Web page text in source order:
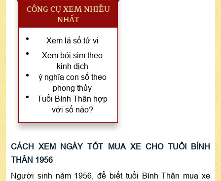
CÔNG CỤ XEM NHIỀU
NHẤT
Xem lá số tử vi
Xem bói sim theo
kinh dịch
ý nghĩa con số theo
phong thủy
Tuổi Bính Thân hợp
với số nào?
CÁCH XEM NGÀY TỐT MUA XE CHO TUỔI BÍNH
THÂN 1956
Người sinh năm 1956, để biết tuổi Bính Thân mua xe